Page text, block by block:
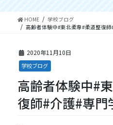
プ
動
HOME
学校ブログ
高齢者体験中#東北柔専#柔道整復
2020年11月10日
学校ブログ
高齢者体験中#
復師#介護#専門